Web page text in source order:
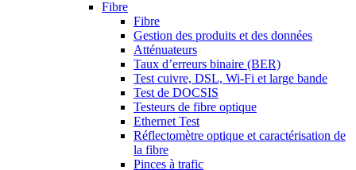
Fibre
Fibre
Gestion des produits et des données
Atténuateurs
Taux d’erreurs binaire (BER)
Test cuivre, DSL, Wi-Fi et large bande
Test de DOCSIS
Testeurs de fibre optique
Ethernet Test
Réflectomètre optique et caractérisation de
la fibre
Pinces à trafic